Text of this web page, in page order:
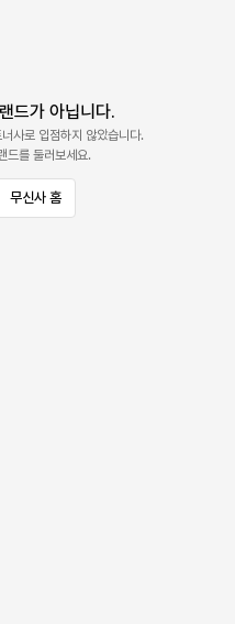
드가 아닙니다.
사로 입점하지 않았습니다.
드를 둘러보세요.
무신사 홈